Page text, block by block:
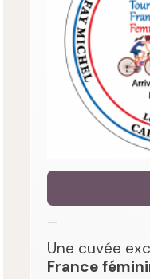
—
Une cuvée
France